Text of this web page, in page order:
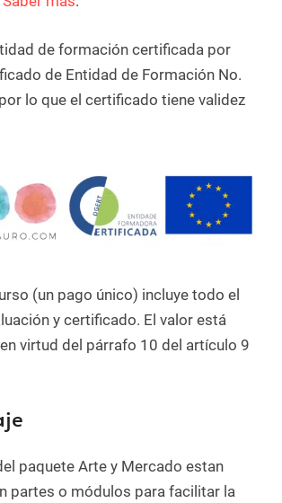
de formación certificada por
de Entidad de Formación No.
lo que el certificado tiene validez
(un pago único) incluye todo el
y certificado. El valor está
virtud del párrafo 10 del artículo 9
paquete Arte y Mercado estan
partes o módulos para facilitar la